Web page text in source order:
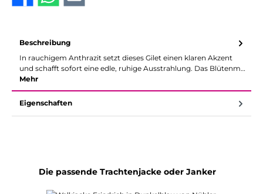
Beschreibung
In rauchigem Anthrazit setzt dieses Gilet einen klaren Akzent
und schafft sofort eine edle, ruhige Ausstrahlung. Das Blütenm…
Mehr
Eigenschaften
Produktgalerie überspringen
Die passende Trachtenjacke oder Janker